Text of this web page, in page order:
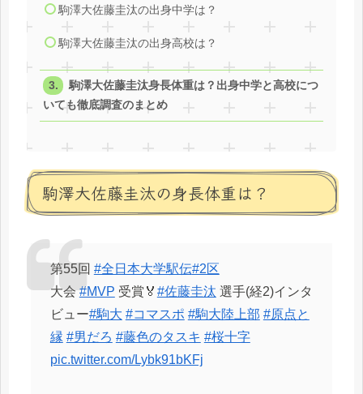
駒澤大佐藤圭汰の出身中学は？
駒澤大佐藤圭汰の出身高校は？
駒澤大佐藤圭汰身長体重は？出身中学と高校につ
いても徹底調査のまとめ
駒澤大佐藤圭汰の身長体重は？
第55回 #全日本大学駅伝#2区
大会#MVP 受賞🏅 #佐藤圭汰 選手(経2)インタ
ビュー#駒大 #コマスポ #駒大陸上部 #原点と
縁 #男だろ #藤色のタスキ #桜十字
pic.twitter.com/Lybk91bKFj